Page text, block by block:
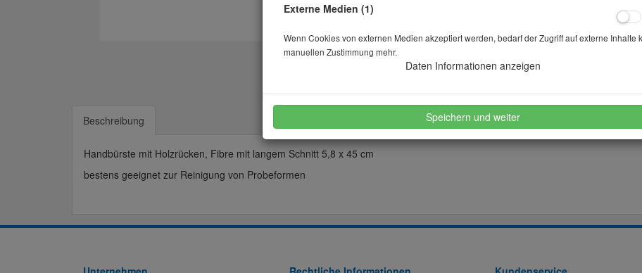
merken
Beschreibung
Handbürste mit Holzrücken, Fibre mit langem Schnitt 5,8 x 45 cm
bestens geeignet zur Reinigung von Probeformen
Externe Medien (1)
Wenn Cookies von externen Medien akzeptiert werden, bedarf der Zugriff auf externe Inhalte
manuellen Zustimmung mehr.
Daten Informationen anzeigen
Speichern und weiter